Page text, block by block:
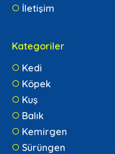
İletişim
Kategoriler
Kedi
Köpek
Kuş
Balık
Kemirgen
Sürüngen